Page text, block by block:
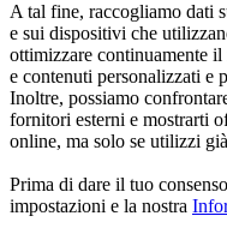
A tal fine, raccogliamo dati
e sui dispositivi che
ottimizzare continuamente
e contenuti personalizzati e
Inoltre, possiamo
fornitori esterni e mostrarti
online, ma solo se utilizzi
Prima di dare il tuo
impostazioni e la nostra